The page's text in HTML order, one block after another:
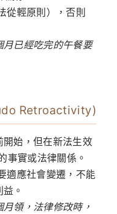
從輕原則），否則
月已經吃完的午餐要
Retroactivity)
始，但在新法生效
實或法律關係。
適應社會變遷，不能
。
領，法律修改時，